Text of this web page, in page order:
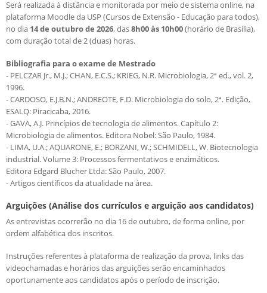
Será realizada à distância e monitorada por meio de sistema online, na
plataforma Moodle da USP (Cursos de Extensão - Educação para todos),
no dia 14 de outubro de 2026, das8h00 às 10h00(horário de Brasília),
com duração total de 2 (duas) horas.
Bibliografia para o exame de Mestrado
- PELCZAR Jr., M.J.; CHAN, E.C.S.; KRIEG, N.R. Microbiologia, 2ª ed., vol. 2,
1996.
- CARDOSO, E.J.B.N.; ANDREOTE, F.D. Microbiologia do solo, 2ª. Edição,
ESALQ: Piracicaba, 2016.
- GAVA, A.J. Princípios de tecnologia de alimentos. Capítulo 2:
Microbiologia de alimentos. Editora Nobel: São Paulo, 1984.
- LIMA, U.A.; AQUARONE, E.; BORZANI, W.; SCHMIDELL, W. Biotecnologia
industrial. Volume 3: Processos fermentativos e enzimáticos.
Editora Edgard Blucher Ltda: São Paulo, 2007.
- Artigos científicos da atualidade na área.
Arguições (Análise dos currículos e arguição aos candidatos)
As entrevistas ocorrerão no dia 16 de outubro, de forma online, por
ordem alfabética dos inscritos.
Instruções referentes à plataforma de realização da prova, links das
videochamadas e horários das arguições serão encaminhados
oportunamente aos candidatos após o período de inscrição.